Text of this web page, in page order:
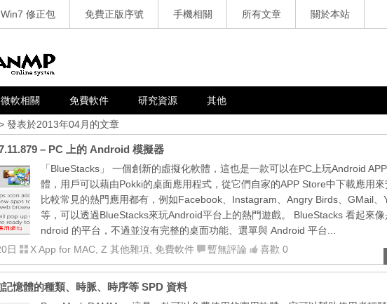
Win7 修正包 免費正版序號 手機相關 所有文章 關於本站
微軟相關 免費軟件 研究資源 其他
發表於2013年04月的文章
– PC 上的 Android 模擬器
「BlueStacks」 一個創新的虛擬化軟體，這也是一款可以在PC上玩Android
體，用戶可以藉由Pokki的桌面應用程式，從它們自家的APP Store中下載應用
比較常見的熱門應用都有，例如Facebook、Instagram、Angry Birds、GMail、
等，可以透過BlueStacks來玩Android平台上的熱門遊戲。 BlueStacks 看起來
ndroid 的平台，不過並沒有完整的桌面功能、選單與 Android 平台...
日
X App for MAC Z 其他雜項 免費軟件 暫無評論 喜歡 0
憶體的種類、時脈、時序等 SPD 資料